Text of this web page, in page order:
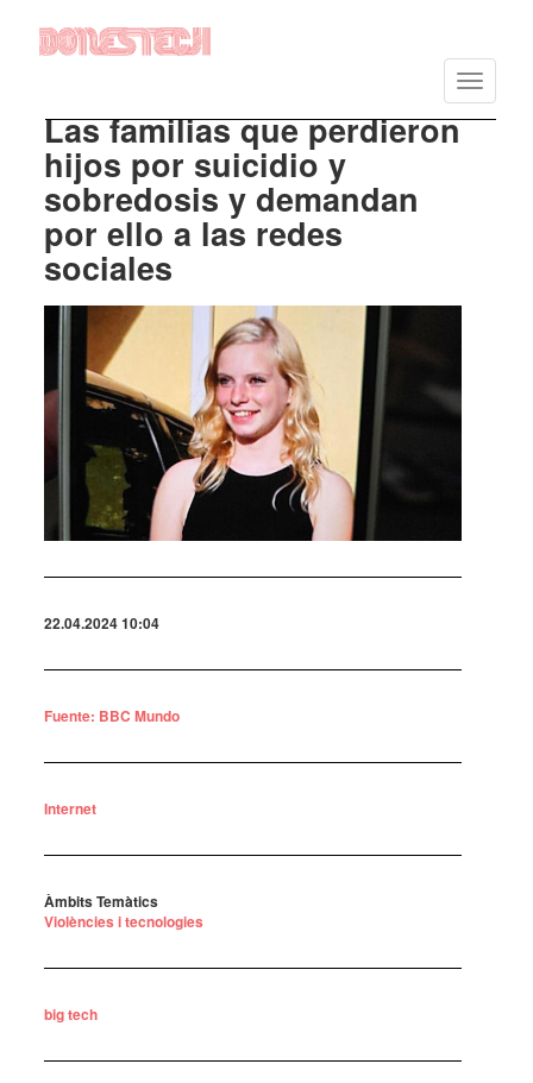
Skip
Toggle
Las familias que perdieron
hijos por suicidio y
sobredosis y demandan
por ello a las redes
sociales
22.04.2024 10:04
Fuente: BBC Mundo
Internet
Àmbits Temàtics
Violències i tecnologies
big tech